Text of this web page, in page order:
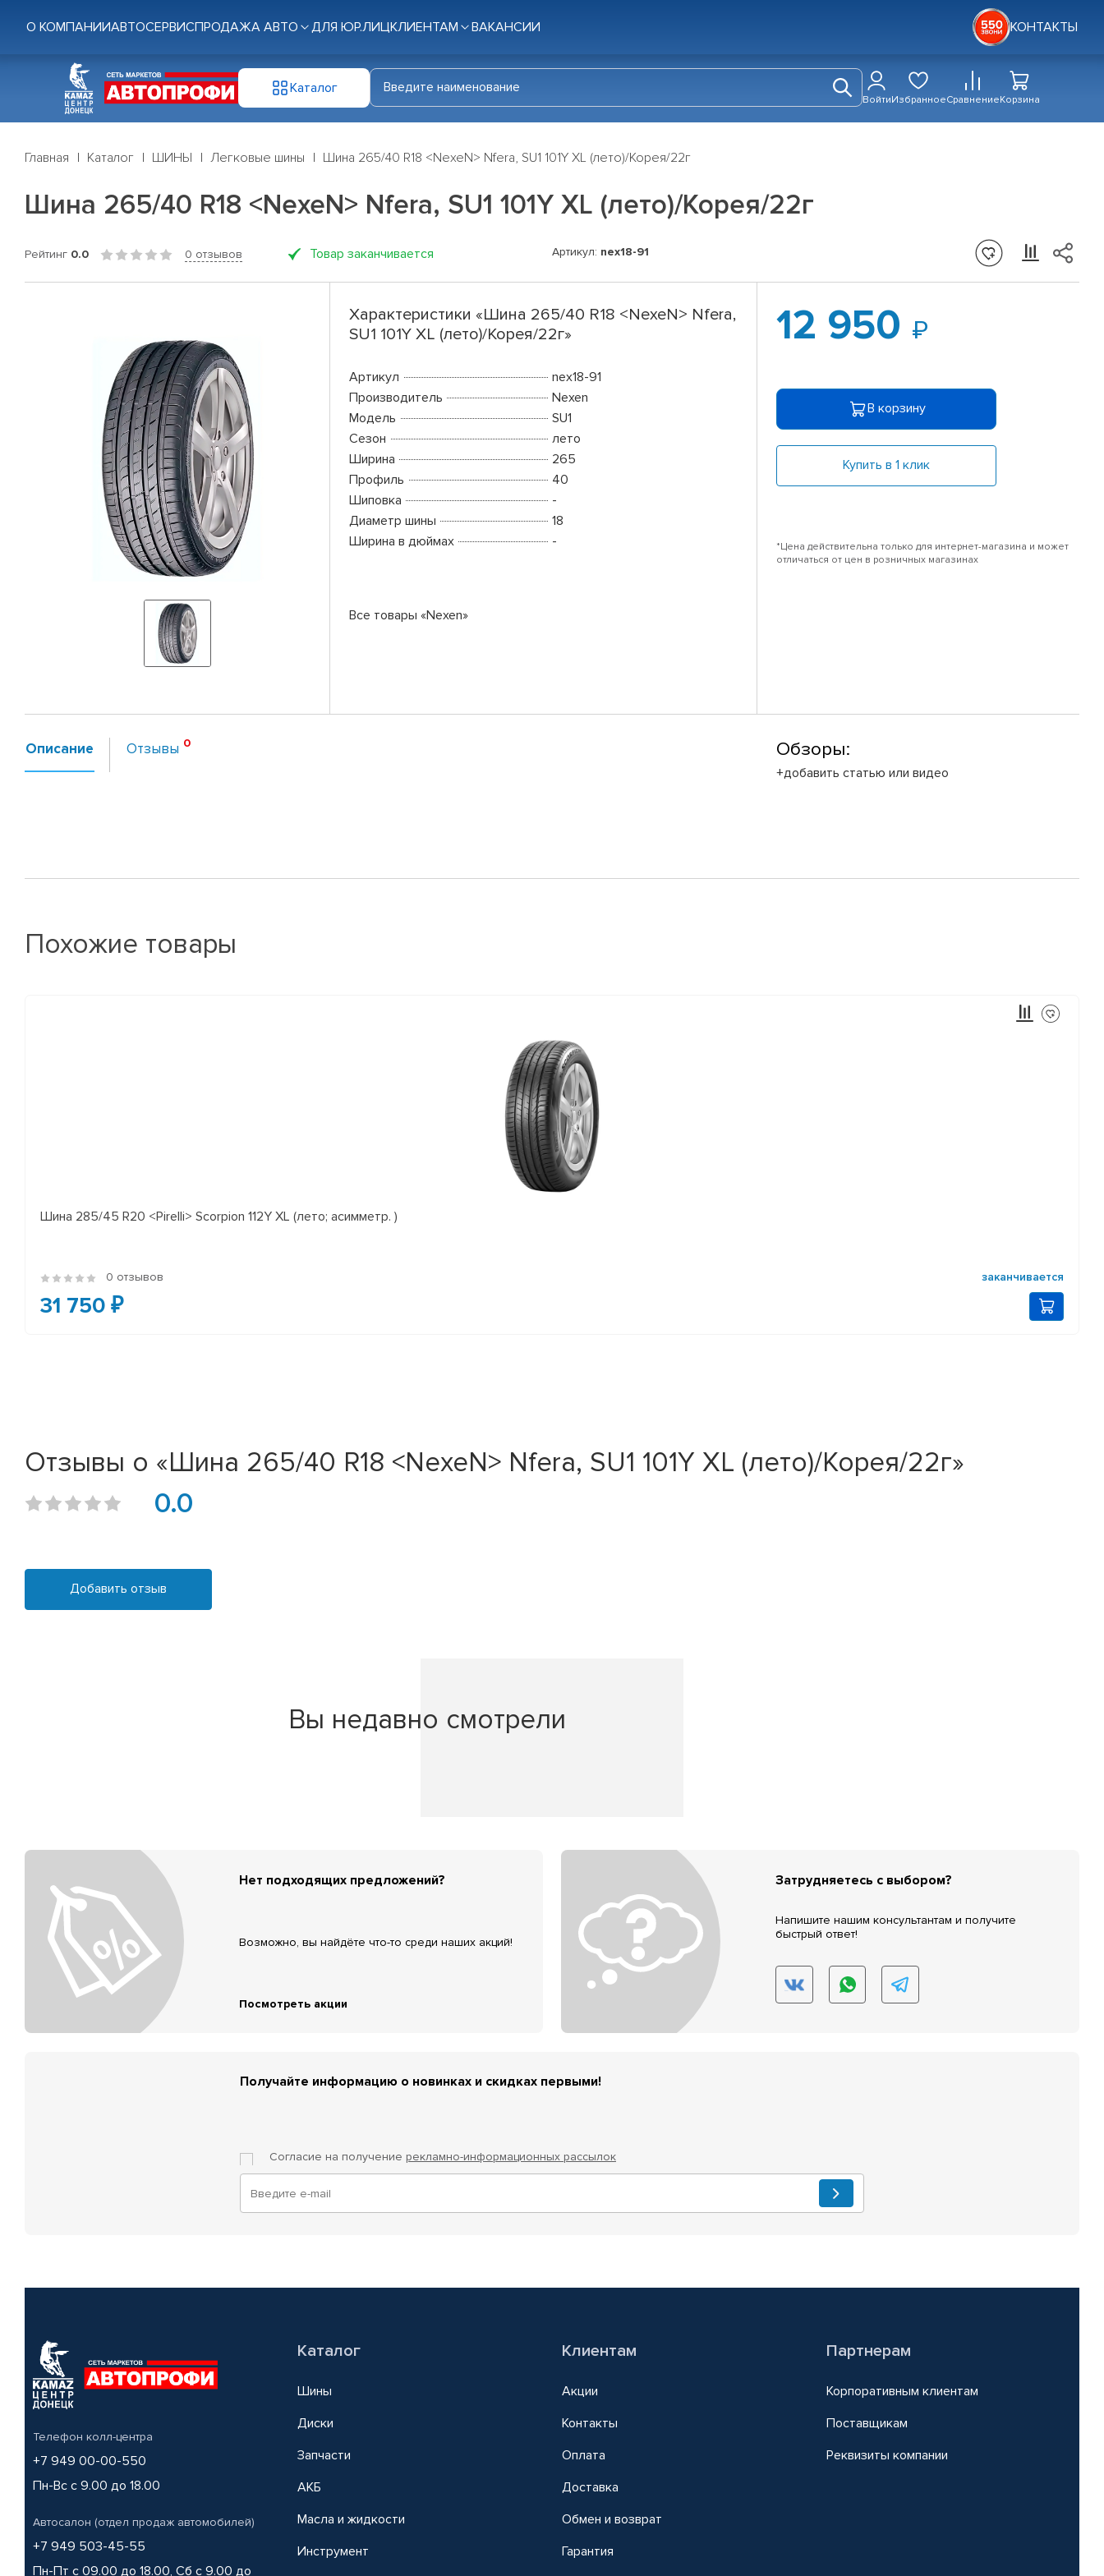
О КОМПАНИИАВТОСЕРВИСПРОДАЖА АВТО ДЛЯ ЮР.ЛИЦКЛИЕНТАМ ВАКАНСИИ КОНТАКТЫ
Каталог
ВойтиИзбранноеСравнениеКорзина
Главная Каталог ШИНЫ Легковые шины Шина 265/40 R18 <NexeN> Nfera, SU1 101Y XL (лето)/Корея/22г
Шина 265/40 R18 <NexeN> Nfera, SU1 101Y XL (лето)/Корея/22г
Рейтинг 0.0 0 отзывов Товар заканчивается Артикул: nex18-91
Характеристики «Шина 265/40 R18 <NexeN> Nfera,
SU1 101Y XL (лето)/Корея/22г»
Артикул
nex18-91
Производитель
Nexen
Модель
SU1
Сезон
лето
Ширина
265
Профиль
40
Шиповка
-
Диаметр шины
18
Ширина в дюймах
-
Все товары «Nexen»
12 950
В корзину
Купить в 1 клик
*Цена действительна только для интернет-магазина и может
отличаться от цен в розничных магазинах
Описание Отзывы Обзоры:
+добавить статью или видео
Похожие товары
Шина 285/45 R20 <Pirelli> Scorpion 112Y XL (лето; асимметр. )
0 отзывов заканчивается
31 750 ₽
Отзывы о «Шина 265/40 R18 <NexeN> Nfera, SU1 101Y XL (лето)/Корея/22г»
0.0
Добавить отзыв
Вы недавно смотрели
Нет подходящих предложений?
Возможно, вы найдёте что-то среди наших акций!
Посмотреть акции
Затрудняетесь с выбором?
Напишите нашим консультантам и получите
быстрый ответ!
Получайте информацию о новинках и скидках первыми!
Согласие на получение рекламно-информационных рассылок
Телефон колл-центра
+7 949 00-00-550
Пн-Вс с 9.00 до 18.00
Автосалон (отдел продаж автомобилей)
+7 949 503-45-55
Пн-Пт с 09.00 до 18.00, Сб с 9.00 до
Каталог
Шины
Диски
Запчасти
АКБ
Масла и жидкости
Инструмент
Клиентам
Акции
Контакты
Оплата
Доставка
Обмен и возврат
Гарантия
Партнерам
Корпоративным клиентам
Поставщикам
Реквизиты компании